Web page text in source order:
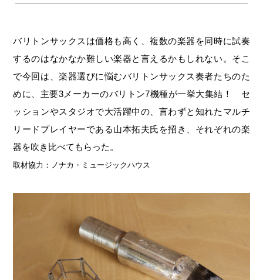
バリトンサックスは価格も高く、複数の楽器を同時に試奏
するのはなかなか難しい楽器と言えるかもしれない。そこ
で今回は、楽器選びに悩むバリトンサックス奏者たちのた
めに、主要3メーカーのバリトン7機種が一挙大集結！ セ
ッションやスタジオで大活躍中の、言わずと知れたマルチ
リードプレイヤーである山本拓夫氏を招き、それぞれの楽
器を吹き比べてもらった。
取材協力：ノナカ・ミュージックハウス